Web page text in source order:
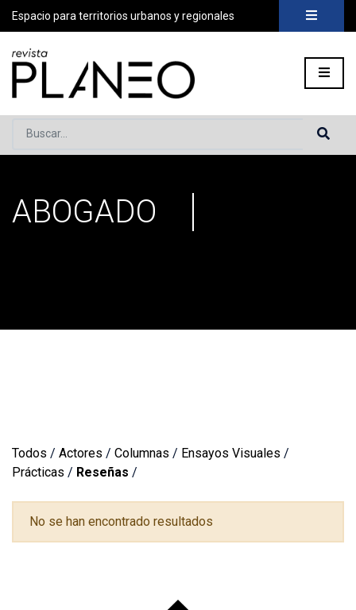
Espacio para territorios urbanos y regionales
Buscar...
Portada»abogado
ABOGADO
Todos / Actores / Columnas / Ensayos Visuales /
Prácticas / Reseñas /
No se han encontrado resultados